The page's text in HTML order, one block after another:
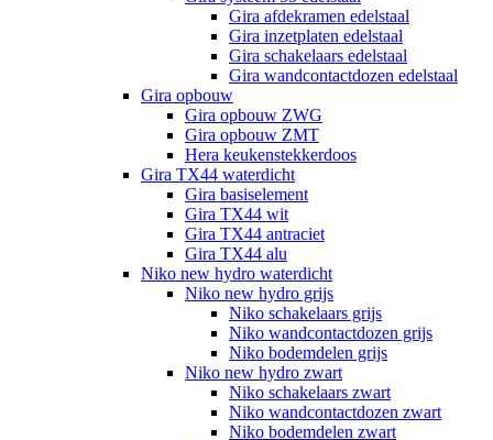
Gira afdekramen edelstaal
Gira inzetplaten edelstaal
Gira schakelaars edelstaal
Gira wandcontactdozen edelstaal
Gira opbouw
Gira opbouw ZWG
Gira opbouw ZMT
Hera keukenstekkerdoos
Gira TX44 waterdicht
Gira basiselement
Gira TX44 wit
Gira TX44 antraciet
Gira TX44 alu
Niko new hydro waterdicht
Niko new hydro grijs
Niko schakelaars grijs
Niko wandcontactdozen grijs
Niko bodemdelen grijs
Niko new hydro zwart
Niko schakelaars zwart
Niko wandcontactdozen zwart
Niko bodemdelen zwart